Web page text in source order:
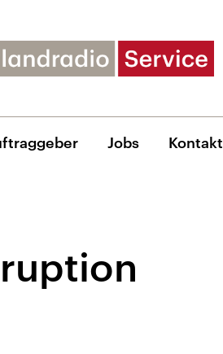
Jobs Kontakt